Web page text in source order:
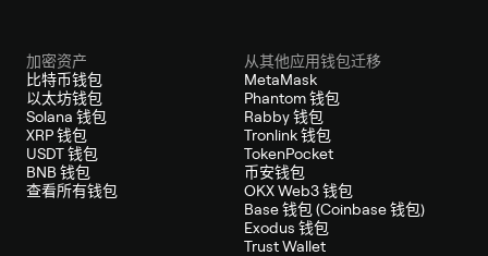
加密资产
比特币钱包
以太坊钱包
Solana 钱包
XRP 钱包
USDT 钱包
BNB 钱包
查看所有钱包
从其他应用钱包迁移
MetaMask
Phantom 钱包
Rabby 钱包
Tronlink 钱包
TokenPocket
币安钱包
OKX Web3 钱包
Base 钱包 (Coinbase 钱包)
Exodus 钱包
Trust Wallet